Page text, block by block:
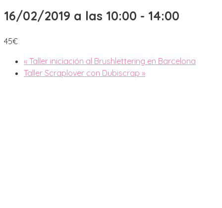
16/02/2019 a las 10:00 - 14:00
45€
« Taller iniciación al Brushlettering en Barcelona
Taller Scraplover con Dubiscrap »